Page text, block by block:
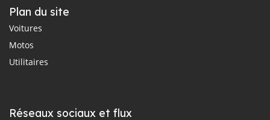
Plan du site
Voitures
Motos
Utilitaires
Réseaux sociaux et flux